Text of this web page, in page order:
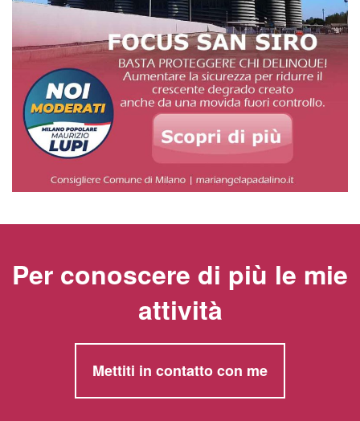
Per conoscere di più le mie
attività
Mettiti in contatto con me